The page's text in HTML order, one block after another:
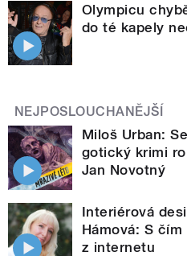
Olympicu
do té kapely
NEJPOSLOUCHANĚJŠÍ
Miloš Urban:
gotický krimi
Jan Novotný
Interiérová
Hámová: S
z internetu